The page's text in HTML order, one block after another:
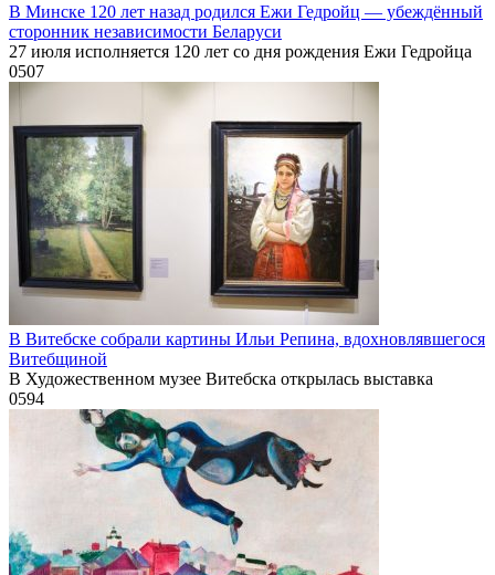
В Минске 120 лет назад родился Ежи Гедройц — убеждённый
сторонник независимости Беларуси
27 июля исполняется 120 лет со дня рождения Ежи Гедройца
0507
В Витебске собрали картины Ильи Репина, вдохновлявшегося
Витебщиной
В Художественном музее Витебска открылась выставка
0594